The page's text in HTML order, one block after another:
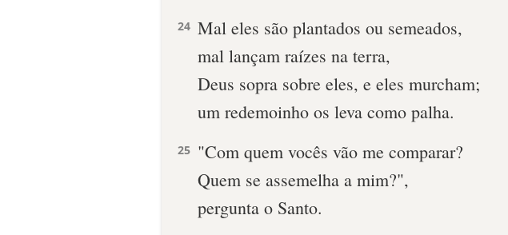
24 Mal eles são plantados ou semeados,
mal lançam raízes na terra,
Deus sopra sobre eles, e eles murcham;
um redemoinho os leva como palha.
25 "Com quem vocês vão me comparar?
Quem se assemelha a mim?",
pergunta o Santo.